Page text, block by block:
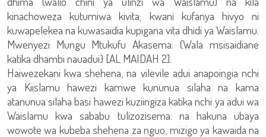
kinachoweza kutumiwa kivita; kwani kufanya hivyo ni
kuwapelekea na kuwasaidia kupigana vita dhidi ya Waislamu.
Mwenyezi Mungu Mtukufu Akasema: {Wala msisaidiane
katika dhambi nauadui} [AL MAIDAH 2].
Haiwezekani kwa shehena, na vilevile adui anapoingia nchi
ya Kiislamu hawezi kamwe kununua silaha na kama
atanunua silaha basi hawezi kuziingiza katika nchi ya adui wa
Waislamu kwa sababu tulizozisema: na hakuna ubaya
wowote wa kubeba shehena za nguo, mizigo ya kawaida na